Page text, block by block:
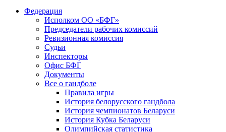
Федерация
Исполком ОО «БФГ»
Председатели рабочих комиссий
Ревизионная комиссия
Судьи
Инспекторы
Офис БФГ
Документы
Все о гандболе
Правила игры
История белорусского гандбола
История чемпионатов Беларуси
История Кубка Беларуси
Олимпийская статистика